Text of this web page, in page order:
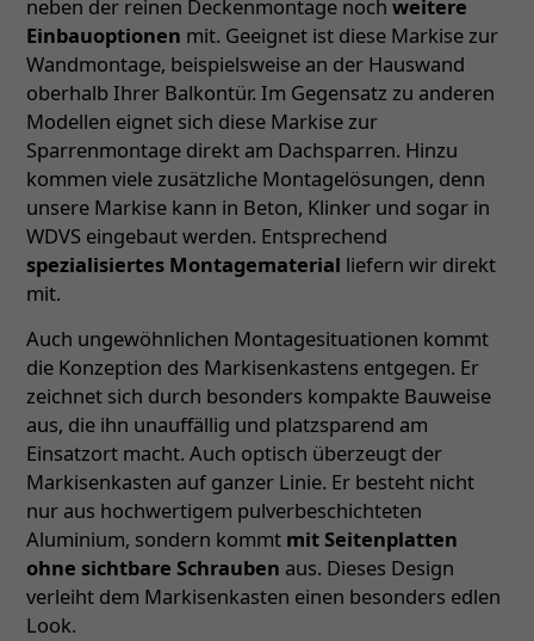
neben der reinen Deckenmontage noch weitere
Einbauoptionen mit. Geeignet ist diese Markise zur
Wandmontage, beispielsweise an der Hauswand
oberhalb Ihrer Balkontür. Im Gegensatz zu anderen
Modellen eignet sich diese Markise zur
Sparrenmontage direkt am Dachsparren. Hinzu
kommen viele zusätzliche Montagelösungen, denn
unsere Markise kann in Beton, Klinker und sogar in
WDVS eingebaut werden. Entsprechend
spezialisiertes Montagematerial liefern wir direkt
mit.
Auch ungewöhnlichen Montagesituationen kommt
die Konzeption des Markisenkastens entgegen. Er
zeichnet sich durch besonders kompakte Bauweise
aus, die ihn unauffällig und platzsparend am
Einsatzort macht. Auch optisch überzeugt der
Markisenkasten auf ganzer Linie. Er besteht nicht
nur aus hochwertigem pulverbeschichteten
Aluminium, sondern kommt mit Seitenplatten
ohne sichtbare Schrauben aus. Dieses Design
verleiht dem Markisenkasten einen besonders edlen
Look.